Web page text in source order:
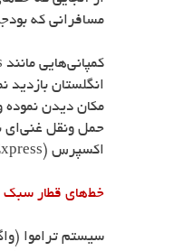
مسافرانی که
کمپانی‌هایی مانند
انگلستان
مکان دیدن
حمل ونقل غنی‌ای
اکسپرس (
خط‌های قطار سبک